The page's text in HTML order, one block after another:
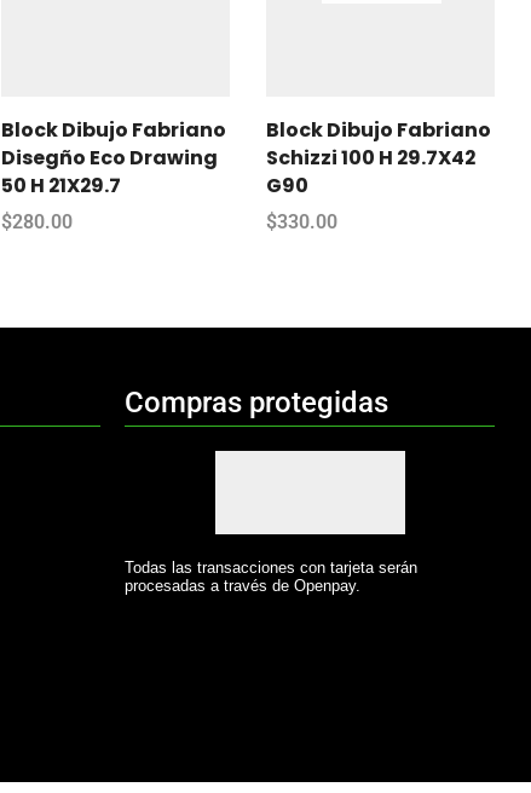
Block Dibujo Fabriano
Disegño Eco Drawing
50 H 21X29.7
$280.00
Block Dibujo Fabriano
Schizzi 100 H 29.7X42
G90
$330.00
Compras protegidas
Todas las transacciones con tarjeta serán
procesadas a través de Openpay.